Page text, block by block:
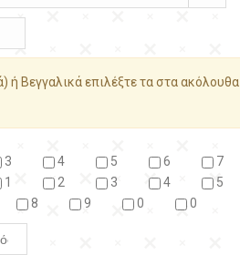
ή Βεγγαλικά επιλέξτε τα στα ακόλουθα
3 4 5 6
7
1 2 3 4
5
8 9 0 0